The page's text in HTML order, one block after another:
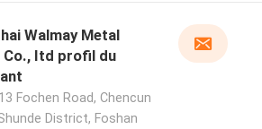
Walmay Metal
Co., Itd profil du
Fochen Road, Chencun
District, Foshan